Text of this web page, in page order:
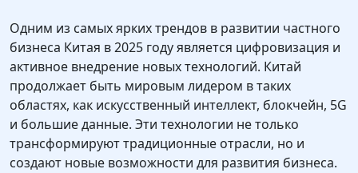
Одним из самых ярких трендов в развитии частного
бизнеса Китая в 2025 году является цифровизация и
активное внедрение новых технологий. Китай
продолжает быть мировым лидером в таких
областях, как искусственный интеллект, блокчейн, 5G
и большие данные. Эти технологии не только
трансформируют традиционные отрасли, но и
создают новые возможности для развития бизнеса.